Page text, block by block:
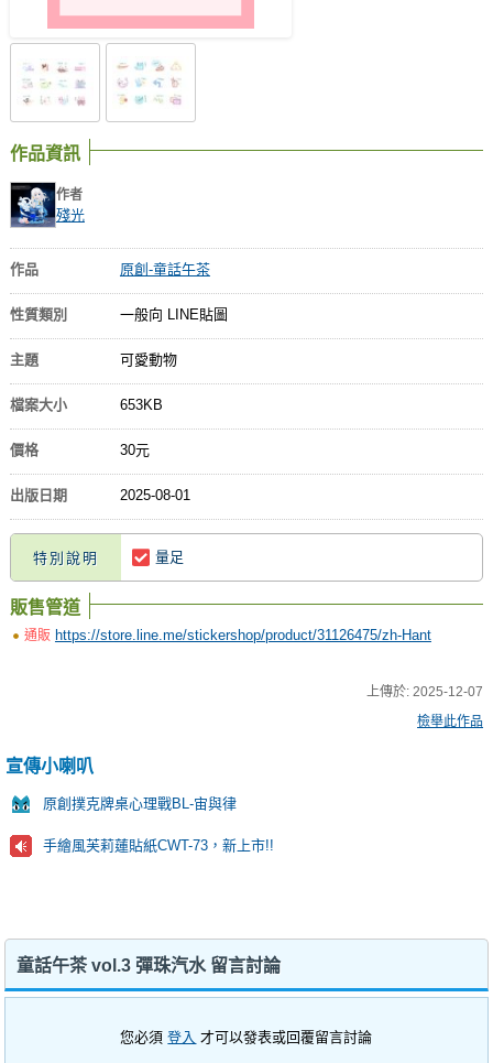
作品資訊
作者
殘光
作品 原創-童話午茶
性質類別 一般向 LINE貼圖
主題 可愛動物
檔案大小 653KB
價格 30元
出版日期 2025-08-01
特別說明 量足
販售管道
通販 https://store.line.me/stickershop/product/31126475/zh-Hant
上傳於:2025-12-07
檢舉此作品
宣傳小喇叭
原創撲克牌桌心理戰BL-宙與律
手繪風芙莉蓮貼紙CWT-73，新上市!!
童話午茶 vol.3 彈珠汽水 留言討論
您必須登入 才可以發表或回覆留言討論